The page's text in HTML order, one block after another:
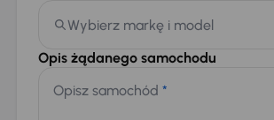
Wybierz markę i model
Opis żądanego samochodu
Opisz samochód *